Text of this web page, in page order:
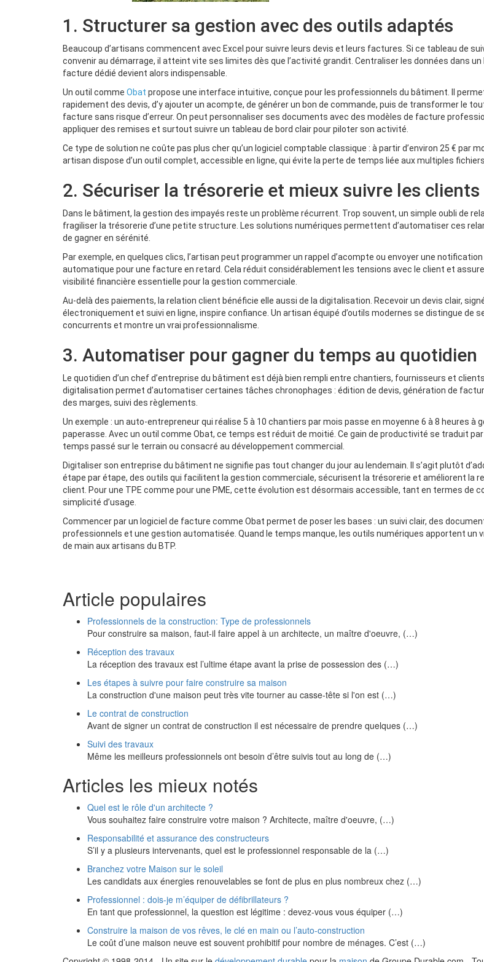
1. Structurer sa gestion avec des outils adaptés
Beaucoup d’artisans commencent avec Excel pour suivre leurs devis et leurs factures. Si ce tableau de
convenir au démarrage, il atteint vite ses limites dès que l’activité grandit. Centraliser les données dans un
facture dédié devient alors indispensable.
Un outil comme Obat propose une interface intuitive, conçue pour les professionnels du bâtiment. Il
rapidement des devis, d’y ajouter un acompte, de générer un bon de commande, puis de transformer le
facture sans risque d’erreur. On peut personnaliser ses documents avec des modèles de facture
appliquer des remises et surtout suivre un tableau de bord clair pour piloter son activité.
Ce type de solution ne coûte pas plus cher qu’un logiciel comptable classique : à partir d’environ 25 € par
artisan dispose d’un outil complet, accessible en ligne, qui évite la perte de temps liée aux multiples fichiers
2. Sécuriser la trésorerie et mieux suivre les clients
Dans le bâtiment, la gestion des impayés reste un problème récurrent. Trop souvent, un simple oubli de
fragiliser la trésorerie d’une petite structure. Les solutions numériques permettent d’automatiser ces
de gagner en sérénité.
Par exemple, en quelques clics, l’artisan peut programmer un rappel d’acompte ou envoyer une notification
automatique pour une facture en retard. Cela réduit considérablement les tensions avec le client et
visibilité financière essentielle pour la gestion commerciale.
Au-delà des paiements, la relation client bénéficie elle aussi de la digitalisation. Recevoir un devis clair,
électroniquement et suivi en ligne, inspire confiance. Un artisan équipé d’outils modernes se distingue de
concurrents et montre un vrai professionnalisme.
3. Automatiser pour gagner du temps au quotidien
Le quotidien d’un chef d’entreprise du bâtiment est déjà bien rempli entre chantiers, fournisseurs et
digitalisation permet d’automatiser certaines tâches chronophages : édition de devis, génération de
des marges, suivi des règlements.
Un exemple : un auto-entrepreneur qui réalise 5 à 10 chantiers par mois passe en moyenne 6 à 8 heures à
paperasse. Avec un outil comme Obat, ce temps est réduit de moitié. Ce gain de productivité se traduit par
temps passé sur le terrain ou consacré au développement commercial.
Digitaliser son entreprise du bâtiment ne signifie pas tout changer du jour au lendemain. Il s’agit plutôt
étape par étape, des outils qui facilitent la gestion commerciale, sécurisent la trésorerie et améliorent la
client. Pour une TPE comme pour une PME, cette évolution est désormais accessible, tant en termes de
simplicité d’usage.
Commencer par un logiciel de facture comme Obat permet de poser les bases : un suivi clair, des
professionnels et une gestion automatisée. Quand le temps manque, les outils numériques apportent un
de main aux artisans du BTP.
Article populaires
Professionnels de la construction: Type de professionnels
Pour construire sa maison, faut-il faire appel à un architecte, un maître d'oeuvre, (…)
Réception des travaux
La réception des travaux est l’ultime étape avant la prise de possession des (…)
Les étapes à suivre pour faire construire sa maison
La construction d'une maison peut très vite tourner au casse-tête si l'on est (…)
Le contrat de construction
Avant de signer un contrat de construction il est nécessaire de prendre quelques (…)
Suivi des travaux
Même les meilleurs professionnels ont besoin d’être suivis tout au long de (…)
Articles les mieux notés
Quel est le rôle d'un architecte ?
Vous souhaitez faire construire votre maison ? Architecte, maître d'oeuvre, (…)
Responsabilité et assurance des constructeurs
S’il y a plusieurs intervenants, quel est le professionnel responsable de la (…)
Branchez votre Maison sur le soleil
Les candidats aux énergies renouvelables se font de plus en plus nombreux chez (…)
Professionnel : dois-je m’équiper de défibrillateurs ?
En tant que professionnel, la question est légitime : devez-vous vous équiper (…)
Construire la maison de vos rêves, le clé en main ou l’auto-construction
Le coût d’une maison neuve est souvent prohibitif pour nombre de ménages. C’est (…)